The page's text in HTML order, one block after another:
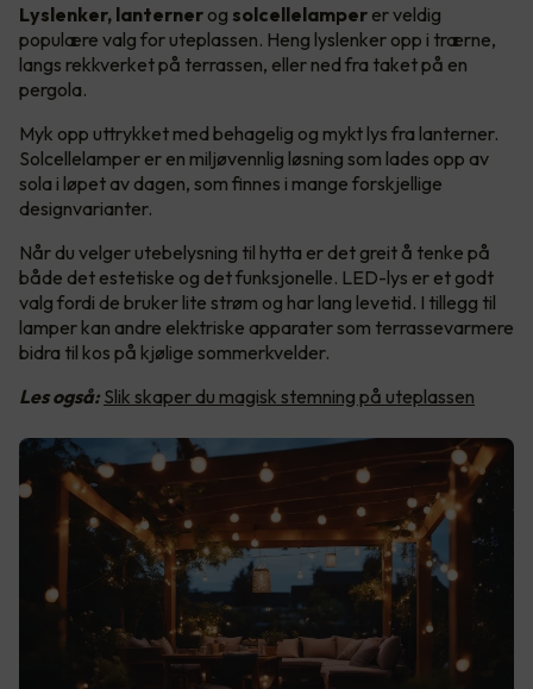
Lyslenker, lanterner og solcellelamper er veldig
populære valg for uteplassen. Heng lyslenker opp i trærne,
langs rekkverket på terrassen, eller ned fra taket på en
pergola.
Myk opp uttrykket med behagelig og mykt lys fra lanterner.
Solcellelamper er en miljøvennlig løsning som lades opp av
sola i løpet av dagen, som finnes i mange forskjellige
designvarianter.
Når du velger utebelysning til hytta er det greit å tenke på
både det estetiske og det funksjonelle. LED-lys er et godt
valg fordi de bruker lite strøm og har lang levetid. I tillegg til
lamper kan andre elektriske apparater som terrassevarmere
bidra til kos på kjølige sommerkvelder.
Les også: Slik skaper du magisk stemning på uteplassen